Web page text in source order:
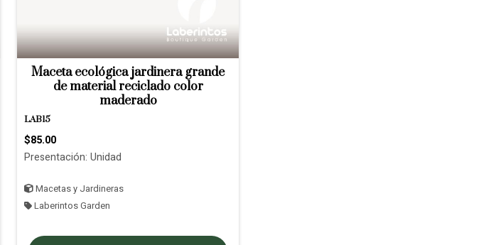
Maceta ecológica jardinera grande
de material reciclado color
maderado
LAB15
$85.00
Presentación: Unidad
Macetas y Jardineras
Laberintos Garden